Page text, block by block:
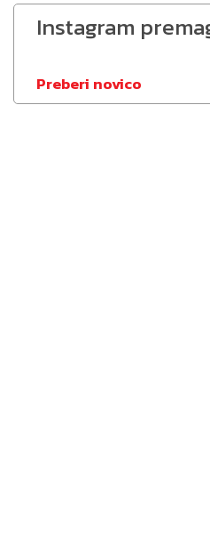
Instagram
Preberi novico